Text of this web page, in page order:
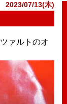
2023/07/13(木)
ァルトのオ